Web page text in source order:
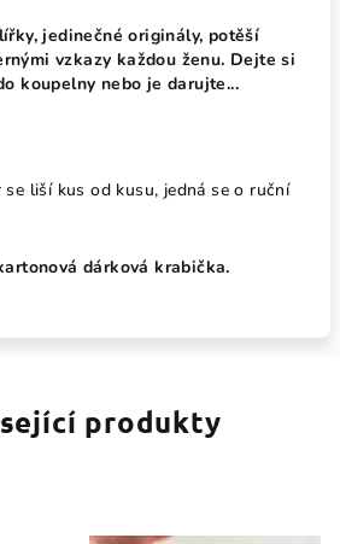
jedinečné originály, potěší
vzkazy každou ženu. Dejte si
koupelny nebo je darujte...
liší kus od kusu, jedná se o ruční
dárková krabička.
produkty